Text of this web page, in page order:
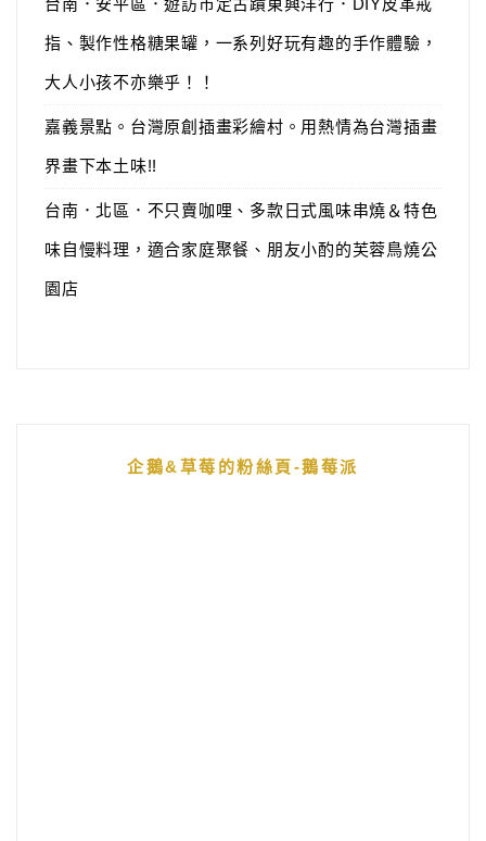
台南．安平區．遊訪市定古蹟東興洋行．DIY皮革戒
指、製作性格糖果罐，一系列好玩有趣的手作體驗，
大人小孩不亦樂乎！！
嘉義景點。台灣原創插畫彩繪村。用熱情為台灣插畫
界畫下本土味!!
台南．北區．不只賣咖哩、多款日式風味串燒＆特色
味自慢料理，適合家庭聚餐、朋友小酌的芙蓉鳥燒公
園店
企鵝&草莓的粉絲頁-鵝莓派